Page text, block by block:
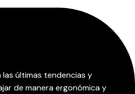
últimas tendencias y
de manera ergonómica y